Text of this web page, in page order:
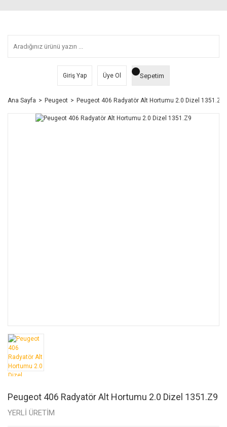
Giriş Yap Üye Ol Sepetim
Ana Sayfa Peugeot Peugeot 406 Radyatör Alt Hortumu 2.0 Dizel 1351.Z9
Peugeot 406 Radyatör Alt Hortumu 2.0 Dizel 1351.Z9
YERLİ ÜRETİM